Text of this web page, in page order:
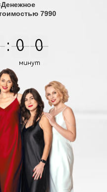
: 0
0 0
0
минут
7990